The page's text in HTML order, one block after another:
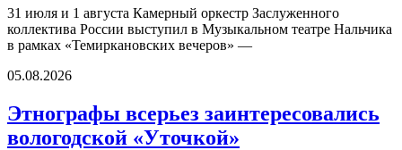
31 июля и 1 августа Камерный оркестр Заслуженного
коллектива России выступил в Музыкальном театре Нальчика
в рамках «Темиркановских вечеров» —
05.08.2026
Этнографы всерьез заинтересовались
вологодской «Уточкой»